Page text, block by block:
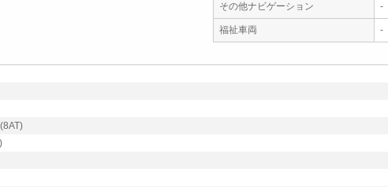
その他ナビゲーション -
福祉車両
-